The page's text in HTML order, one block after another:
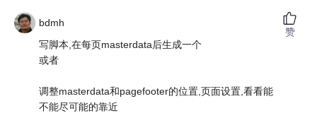
bdmh
写脚本,在每页masterdata后生成一个
或者
调整masterdata和pagefooter的位置,页面设置,看看能
不能尽可能的靠近
赞